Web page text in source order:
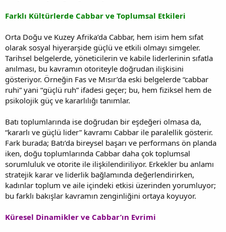
Farklı Kültürlerde Cabbar ve Toplumsal Etkileri
Orta Doğu ve Kuzey Afrika’da Cabbar, hem isim hem sıfat
olarak sosyal hiyerarşide güçlü ve etkili olmayı simgeler.
Tarihsel belgelerde, yöneticilerin ve kabile liderlerinin sıfatla
anılması, bu kavramın otoriteyle doğrudan ilişkisini
gösteriyor. Örneğin Fas ve Mısır’da eski belgelerde “cabbar
ruhi” yani “güçlü ruh” ifadesi geçer; bu, hem fiziksel hem de
psikolojik güç ve kararlılığı tanımlar.
Batı toplumlarında ise doğrudan bir eşdeğeri olmasa da,
“kararlı ve güçlü lider” kavramı Cabbar ile paralellik gösterir.
Fark burada; Batı’da bireysel başarı ve performans ön planda
iken, doğu toplumlarında Cabbar daha çok toplumsal
sorumluluk ve otorite ile ilişkilendiriliyor. Erkekler bu anlamı
stratejik karar ve liderlik bağlamında değerlendirirken,
kadınlar toplum ve aile içindeki etkisi üzerinden yorumluyor;
bu farklı bakışlar kavramın zenginliğini ortaya koyuyor.
Küresel Dinamikler ve Cabbar’ın Evrimi